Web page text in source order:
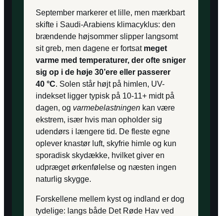
September markerer et lille, men mærkbart
skifte i Saudi-Arabiens klimacyklus: den
brændende højsommer slipper langsomt
sit greb, men dagene er fortsat meget
varme med temperaturer, der ofte sniger
sig op i de høje 30’ere eller passerer
40 °C. Solen står højt på himlen, UV-
indekset ligger typisk på 10-11+ midt på
dagen, og varmebelastningen kan være
ekstrem, især hvis man opholder sig
udendørs i længere tid. De fleste egne
oplever knastør luft, skyfrie himle og kun
sporadisk skydække, hvilket giver en
udpræget ørkenfølelse og næsten ingen
naturlig skygge.
Forskellene mellem kyst og indland er dog
tydelige: langs både Det Røde Hav ved